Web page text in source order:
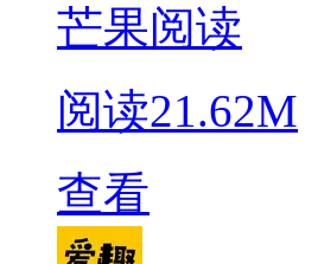
芒果阅读
阅读21.62M
查看